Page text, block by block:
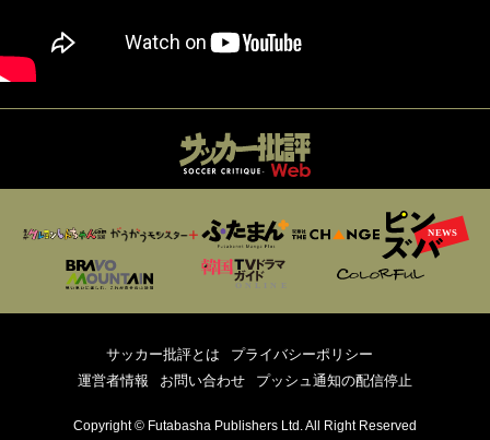
サッカー批評とは
プライバシーポリシー
運営者情報
お問い合わせ プッシュ通知の配信停止
Copyright © Futabasha Publishers Ltd. All Right Reserved